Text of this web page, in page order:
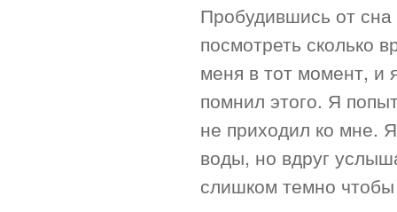
Пробудившись от сна
посмотреть сколько
меня в тот момент, и
помнил этого. Я
не приходил ко мне.
воды, но вдруг
слишком темно